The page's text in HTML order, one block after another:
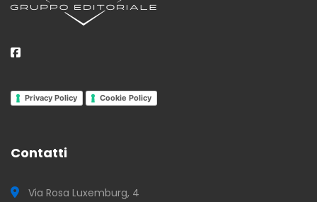
Privacy Policy Cookie Policy
Contatti
Via Rosa Luxemburg, 4